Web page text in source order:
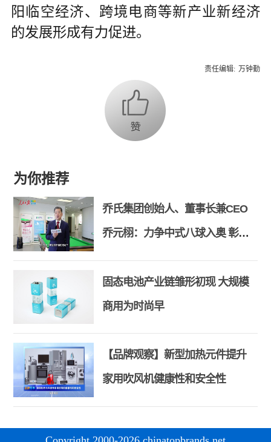
阳临空经济、跨境电商等新产业新经济
的发展形成有力促进。
责任编辑: 万钟勤
为你推荐
乔氏集团创始人、董事长兼CEO
乔元栩：力争中式八球入奥 彰显
和合共生精神
固态电池产业链雏形初现 大规模
商用为时尚早
【品牌观察】新型加热元件提升
家用吹风机健康性和安全性